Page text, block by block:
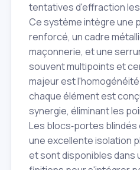
tentatives d'effraction
Ce système intègre une
renforcé, un cadre
maçonnerie, et une
souvent multipoints et
majeur est
chaque élément est
synergie, éliminant les
Les blocs‑portes
une excellente isolation
et sont disponibles dans